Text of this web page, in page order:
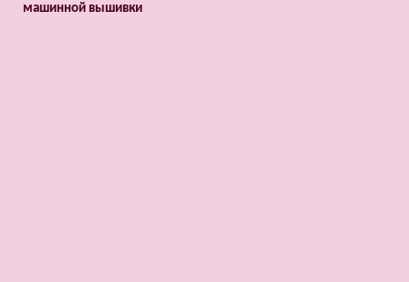
машинной вышивки